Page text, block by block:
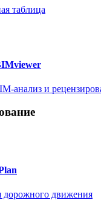
таблица
анализ и
дорожного движения